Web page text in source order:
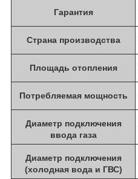
Гарантия
Страна производства
Площадь отопления
Потребляемая мощность
Диаметр подключения
ввода газа
Диаметр подключения
(холодная вода и ГВС)